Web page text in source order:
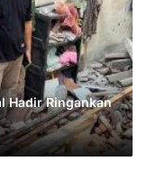
Hadir Ringankan